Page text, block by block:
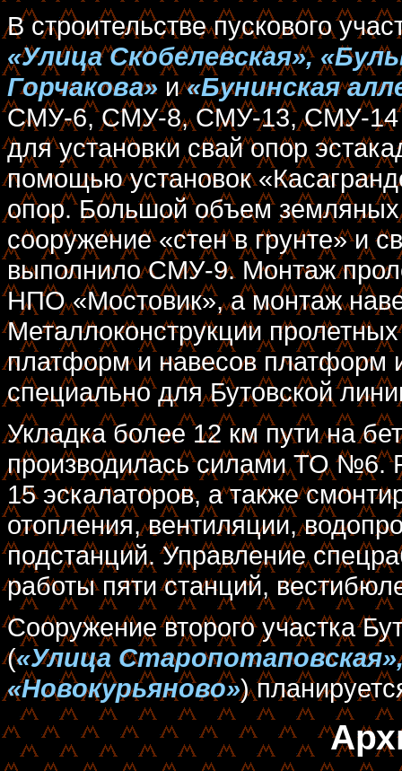
В строительстве пускового
«Улица Скобелевская»,
Горчакова» и«Бунинская
СМУ-6, СМУ-8, СМУ-13, СМУ-14
для установки свай опор
помощью установок
опор. Большой объем земляных
сооружение «стен в грунте» и
выполнило СМУ-9. Монтаж
НПО «Мостовик», а монтаж
Металлоконструкции
платформ и навесов платформ
специально для Бутовской
Укладка более 12 км пути на
производилась силами ТО №6.
15 эскалаторов, а также
отопления, вентиляции,
подстанций. Управление
работы пяти станций,
Сооружение второго участка
(«Улица
«Новокурьяново»)